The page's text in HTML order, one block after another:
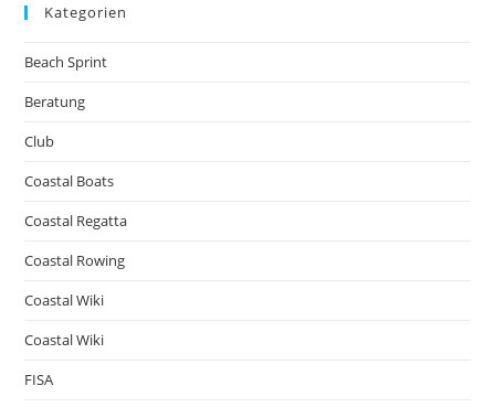
Kategorien
Beach Sprint
Beratung
Club
Coastal Boats
Coastal Regatta
Coastal Rowing
Coastal Wiki
Coastal Wiki
FISA